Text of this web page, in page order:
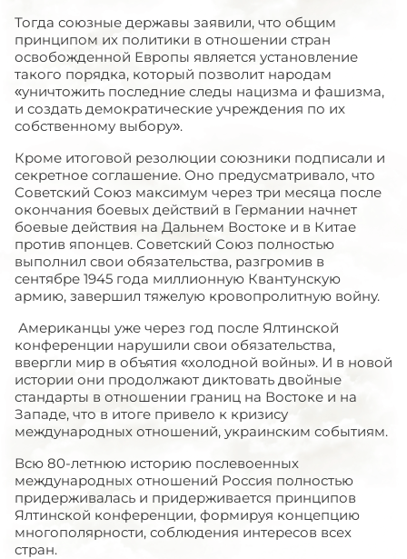
Тогда союзные державы заявили, что общим
принципом их политики в отношении стран
освобожденной Европы является установление
такого порядка, который позволит народам
«уничтожить последние следы нацизма и фашизма,
и создать демократические учреждения по их
собственному выбору».
Кроме итоговой резолюции союзники подписали и
секретное соглашение. Оно предусматривало, что
Советский Союз максимум через три месяца после
окончания боевых действий в Германии начнет
боевые действия на Дальнем Востоке и в Китае
против японцев. Советский Союз полностью
выполнил свои обязательства, разгромив в
сентябре 1945 года миллионную Квантунскую
армию, завершил тяжелую кровопролитную войну.
Американцы уже через год после Ялтинской
конференции нарушили свои обязательства,
ввергли мир в объятия «холодной войны». И в новой
истории они продолжают диктовать двойные
стандарты в отношении границ на Востоке и на
Западе, что в итоге привело к кризису
международных отношений, украинским событиям.
Всю 80-летнюю историю послевоенных
международных отношений Россия полностью
придерживалась и придерживается принципов
Ялтинской конференции, формируя концепцию
многополярности, соблюдения интересов всех
стран.